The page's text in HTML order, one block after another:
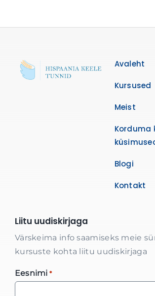
Avaleht
Kursused
Meist
Korduma
Blogi
Kontakt
Liitu uudiskirjaga
Värskeima info saamiseks meie
kursuste kohta liitu uudiskirjaga
Eesnimi *